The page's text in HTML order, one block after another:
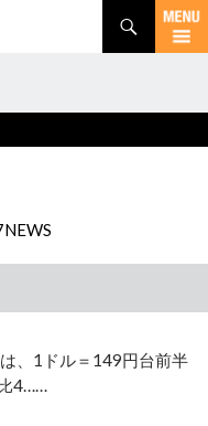
、1ドル＝149円台前半
4……